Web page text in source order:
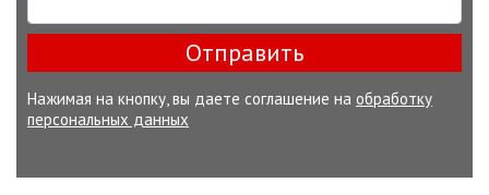
Отправить
Нажимая на кнопку, вы даете соглашение на обработку
персональных данных